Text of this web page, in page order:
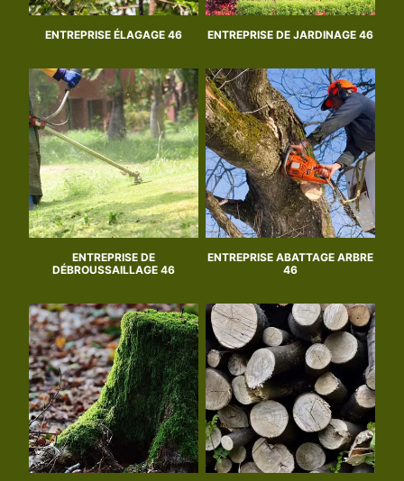
ENTREPRISE ÉLAGAGE 46 ENTREPRISE DE JARDINAGE 46
ENTREPRISE DE
DÉBROUSSAILLAGE 46
ENTREPRISE ABATTAGE ARBRE
46